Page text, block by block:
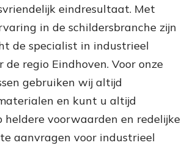
eindresultaat. Met
in de schildersbranche zijn
de specialist in industrieel
regio Eindhoven. Voor onze
gebruiken wij altijd
en kunt u altijd
heldere voorwaarden en redelijke
aanvragen voor industrieel